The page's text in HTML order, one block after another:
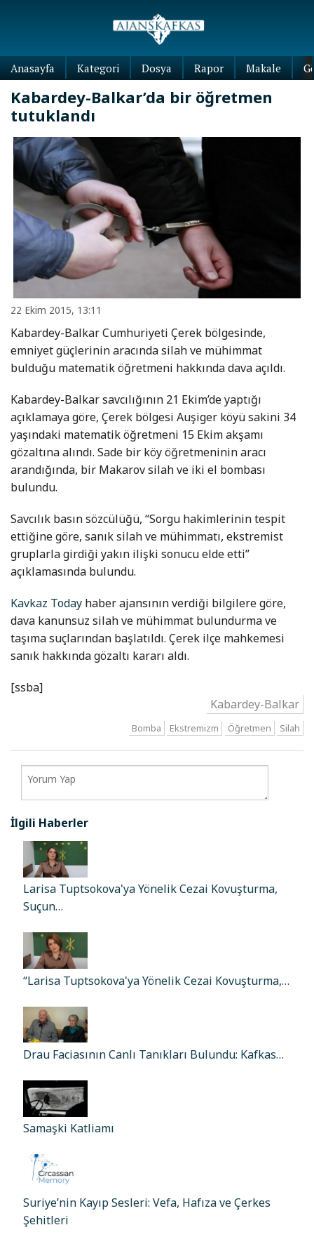
Anasayfa Kategori Dosya Rapor Makale
Kabardey-Balkar’da bir öğretmen
tutuklandı
22 Ekim 2015, 13:11
Kabardey-Balkar Cumhuriyeti Çerek bölgesinde,
emniyet güçlerinin aracında silah ve mühimmat
bulduğu matematik öğretmeni hakkında dava açıldı.
Kabardey-Balkar savcılığının 21 Ekim’de yaptığı
açıklamaya göre, Çerek bölgesi Auşiger köyü sakini 34
yaşındaki matematik öğretmeni 15 Ekim akşamı
gözaltına alındı. Sade bir köy öğretmeninin aracı
arandığında, bir Makarov silah ve iki el bombası
bulundu.
Savcılık basın sözcülüğü, “Sorgu hakimlerinin tespit
ettiğine göre, sanık silah ve mühimmatı, ekstremist
gruplarla girdiği yakın ilişki sonucu elde etti”
açıklamasında bulundu.
Kavkaz Today haber ajansının verdiği bilgilere göre,
dava kanunsuz silah ve mühimmat bulundurma ve
taşıma suçlarından başlatıldı. Çerek ilçe mahkemesi
sanık hakkında gözaltı kararı aldı.
[ssba]
Kabardey-Balkar
Bomba Ekstremizm Öğretmen Silah
İlgili Haberler
Larisa Tuptsokova'ya Yönelik Cezai Kovuşturma,
Suçun…
“Larisa Tuptsokova'ya Yönelik Cezai Kovuşturma,…
Drau Faciasının Canlı Tanıkları Bulundu: Kafkas…
Samaşki Katliamı
Suriye’nin Kayıp Sesleri: Vefa, Hafıza ve Çerkes
Şehitleri